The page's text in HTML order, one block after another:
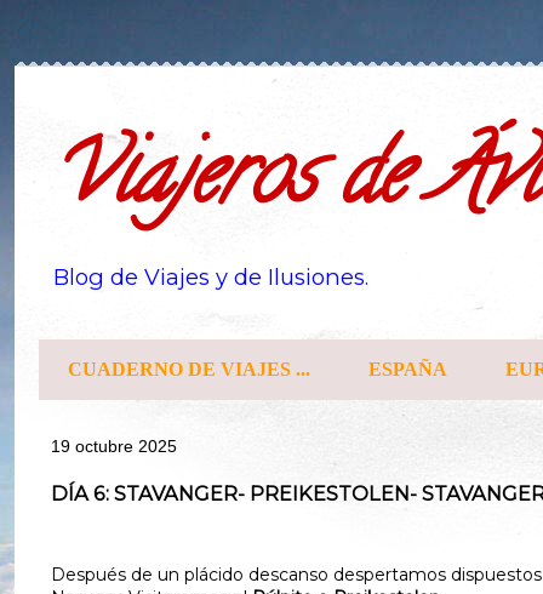
Viajeros de
Blog de Viajes y de Ilusiones.
CUADERNO DE VIAJES ... ESPAÑA
19 octubre 2025
DÍA 6: STAVANGER- PREIKESTOLEN-
Después de un plácido descanso despertamos